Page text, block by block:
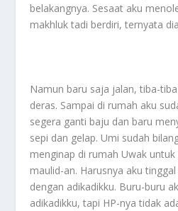
belakangnya. Sesaat aku
makhluk tadi berdiri, ternyata
Namun baru saja jalan, tiba-
deras. Sampai di rumah aku
segera ganti baju dan baru
sepi dan gelap. Umi sudah
menginap di rumah Uwak
maulid-an. Harusnya aku
dengan adikadikku. Buru-buru
adikadikku, tapi HP-nya tidak